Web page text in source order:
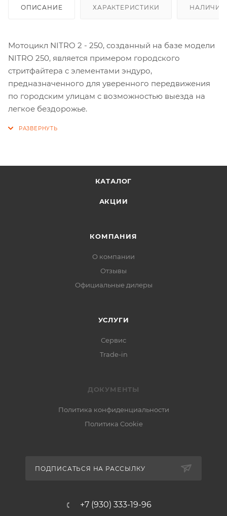
ОПИСАНИЕ ХАРАКТЕРИСТИКИ НАЛИЧИЕ
Мотоцикл NITRO 2 - 250, созданный на базе модели
NITRO 250, является примером городского
стритфайтера с элементами эндуро,
предназначенного для уверенного передвижения
по городским улицам с возможностью выезда на
легкое бездорожье.
КАТАЛОГ
АКЦИИ
КОМПАНИЯ
О компании
Отзывы
Официальные дилеры
УСЛУГИ
Сервис
Trade-in
ДОКУМЕНТЫ
Политика конфиденциальности
Политика Cookie
ПОДПИСАТЬСЯ НА РАССЫЛКУ
+7 (930) 333-19-96